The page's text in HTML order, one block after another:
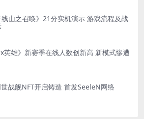
线山之召唤》21分实机演示 游戏流程及战
英雄》新赛季在线人数创新高 新模式惨遭
世战舰NFT开启铸造 首发SeeleN网络